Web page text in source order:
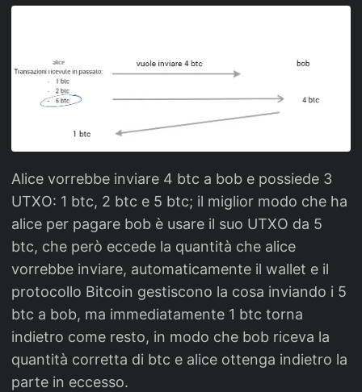
Alice vorrebbe inviare 4 btc a bob e possiede 3
UTXO: 1 btc, 2 btc e 5 btc; il miglior modo che ha
alice per pagare bob è usare il suo UTXO da 5
btc, che però eccede la quantità che alice
vorrebbe inviare, automaticamente il wallet e il
protocollo Bitcoin gestiscono la cosa inviando i 5
btc a bob, ma immediatamente 1 btc torna
indietro come resto, in modo che bob riceva la
quantità corretta di btc e alice ottenga indietro la
parte in eccesso.